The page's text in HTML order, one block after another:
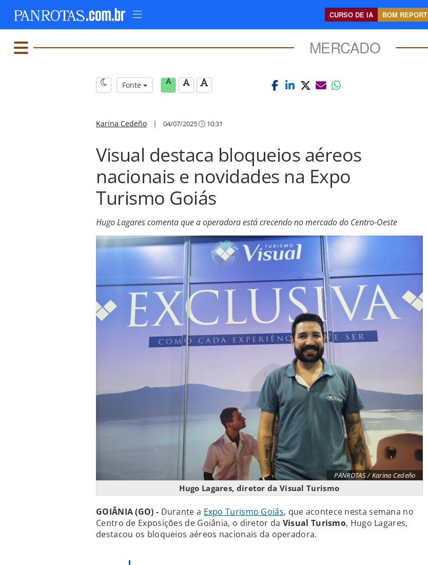
CURSO DE IA BOM REPORT
MERCADO
Fonte
Karina Cedeño | 04/07/2025 10:31
Visual destaca bloqueios aéreos
nacionais e novidades na Expo
Turismo Goiás
Hugo Lagares comenta que a operadora está crecendo no mercado do Centro-Oeste
PANROTAS / Karina Cedeño
Hugo Lagares, diretor da Visual Turismo
GOIÂNIA (GO) - Durante a Expo Turismo Goiás, que acontece nesta semana no
Centro de Exposições de Goiânia, o diretor da Visual Turismo, Hugo Lagares,
destacou os bloqueios aéreos nacionais da operadora.